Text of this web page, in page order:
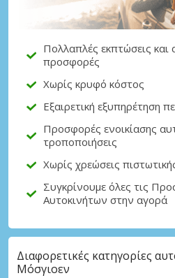
Σύνδεση
Πολλαπλές εκπτώσεις και
προσφορές
Χωρίς κρυφό κόστος
Εξαιρετική εξυπηρέτηση
Προσφορές ενοικίασης
τροποποιήσεις
Χωρίς χρεώσεις
Συγκρίνουμε όλες τις
Αυτοκινήτων στην αγορά
Διαφορετικές κατηγορίες
Μόσγιοεν